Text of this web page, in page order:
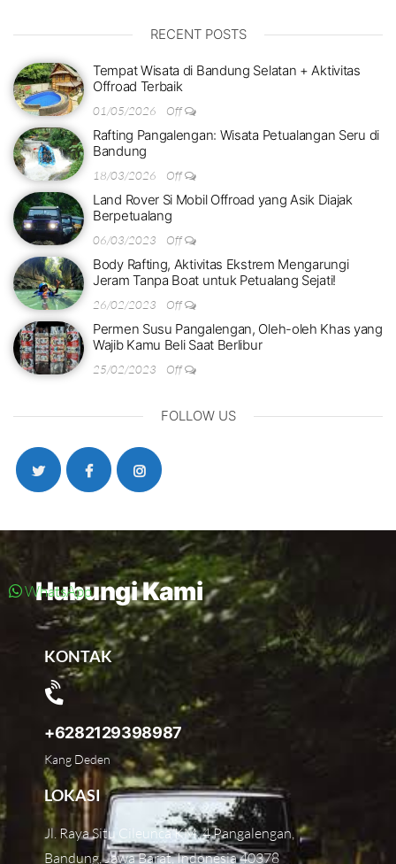
RECENT POSTS
Tempat Wisata di Bandung Selatan + Aktivitas
Offroad Terbaik
01/05/2026 Off
Rafting Pangalengan: Wisata Petualangan Seru di
Bandung
18/03/2026 Off
Land Rover Si Mobil Offroad yang Asik Diajak
Berpetualang
06/03/2023 Off
Body Rafting, Aktivitas Ekstrem Mengarungi
Jeram Tanpa Boat untuk Petualang Sejati!
26/02/2023 Off
Permen Susu Pangalengan, Oleh-oleh Khas yang
Wajib Kamu Beli Saat Berlibur
25/02/2023 Off
FOLLOW US
Hubungi Kami
KONTAK
+6282129398987
Kang Deden
LOKASI
Jl. Raya Situ Cileunca KM. 4 Pangalengan,
Bandung, Jawa Barat, Indonesia 40378
WhatsApp